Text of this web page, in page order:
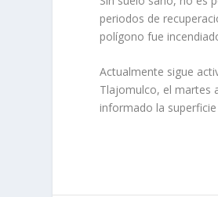
periodos de
polígono fue
Actualmente sigue
Tlajomulco, el martes
informado la